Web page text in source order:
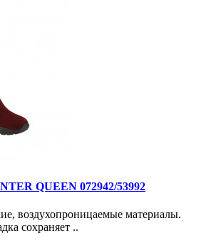
QUEEN 072942/53992
воздухопроницаемые материалы.
сохраняет ..